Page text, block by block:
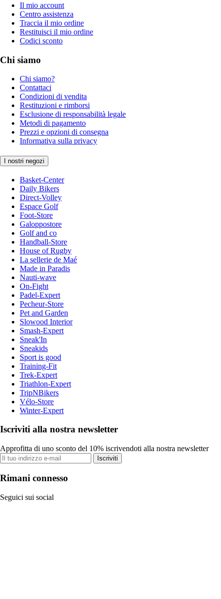
Il mio account
Centro assistenza
Traccia il mio ordine
Restituisci il mio ordine
Codici sconto
Chi siamo
Chi siamo?
Contattaci
Condizioni di vendita
Restituzioni e rimborsi
Esclusione di responsabilità legale
Metodi di pagamento
Prezzi e opzioni di consegna
Informativa sulla privacy
I nostri negozi
Basket-Center
Daily Bikers
Direct-Volley
Espace Golf
Foot-Store
Galoppostore
Golf and co
Handball-Store
House of Rugby
La sellerie de Maé
Made in Paradis
Nauti-wave
On-Fight
Padel-Expert
Pecheur-Store
Pet and Garden
Slowood Interior
Smash-Expert
Sneak'In
Sneakids
Sport is good
Training-Fit
Trek-Expert
Triathlon-Expert
TripNBikers
Vélo-Store
Winter-Expert
Iscriviti alla nostra newsletter
Approfitta di uno sconto del 10% iscrivendoti alla nostra newsletter
Iscriviti
Rimani connesso
Seguici sui social